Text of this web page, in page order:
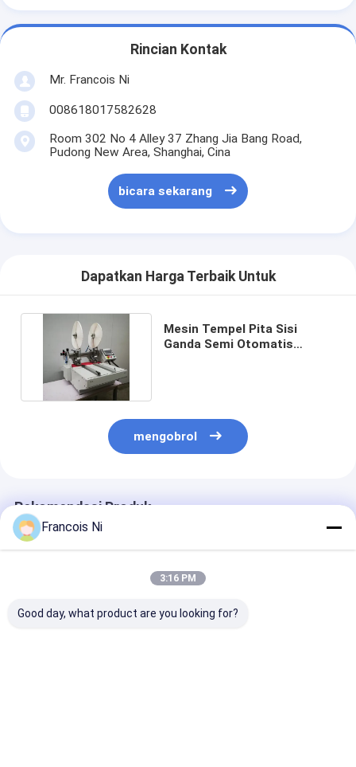
Rincian Kontak
Mr. Francois Ni
008618017582628
Room 302 No 4 Alley 37 Zhang Jia Bang Road,
Pudong New Area, Shanghai, Cina
bicara sekarang
Dapatkan Harga Terbaik Untuk
Mesin Tempel Pita Sisi
Ganda Semi Otomatis
mengobrol
Rekomendasi Produk
Francois Ni
3:16 PM
Good day, what product are you looking for?